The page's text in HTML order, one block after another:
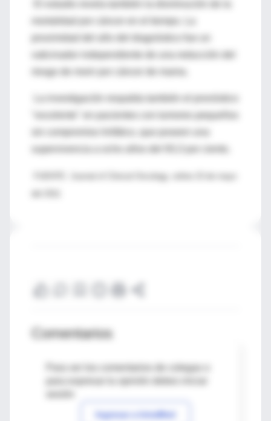
mortalidad por cáncer en el tiempo. La
proximidad del año del diagnóstico fue un
vaticinador independiente de una reducción del
riesgo de morir por cáncer de mama.
La investigación respalda también el pronóstico
"excelente" en pacientes con tumores pequeños
supervivencia a ocho años del 93,3 por ciento.
Comentarios
Para ver los comentarios de colegas o
Ingresar a IntraMed